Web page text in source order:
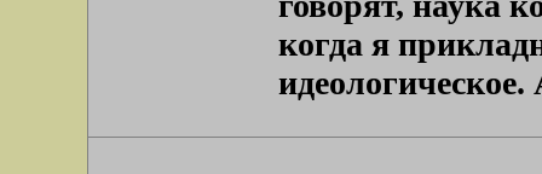
когда я
идеологическое.